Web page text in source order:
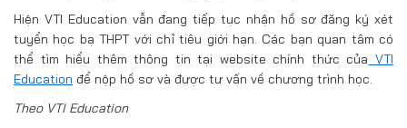
Hiện VTI Education vẫn đang tiếp tục nhận hồ sơ đăng ký xét
tuyển học bạ THPT với chỉ tiêu giới hạn. Các bạn quan tâm có
thể tìm hiểu thêm thông tin tại website chính thức của VTI
Education để nộp hồ sơ và được tư vấn về chương trình học.
Theo VTI Education